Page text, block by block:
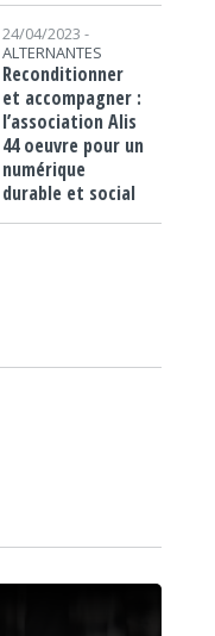
24/04/2023 -
ALTERNANTES
Reconditionner
et accompagner :
l’association Alis
44 oeuvre pour un
numérique
durable et social